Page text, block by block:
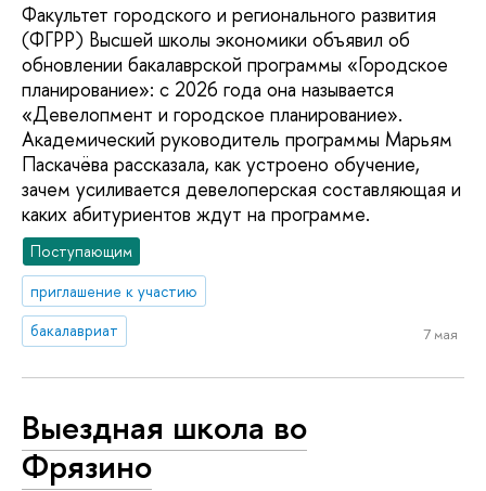
Факультет городского и регионального развития
(ФГРР) Высшей школы экономики объявил об
обновлении бакалаврской программы «Городское
планирование»: с 2026 года она называется
«Девелопмент и городское планирование».
Академический руководитель программы Марьям
Паскачёва рассказала, как устроено обучение,
зачем усиливается девелоперская составляющая и
каких абитуриентов ждут на программе.
Поступающим
приглашение к участию
бакалавриат
7 мая
Выездная школа во
Фрязино